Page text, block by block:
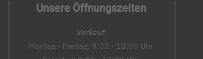
Unsere Öffnungszeiten
Verkauf:
Montag - Freitag: 9:00 - 18:00 Uhr